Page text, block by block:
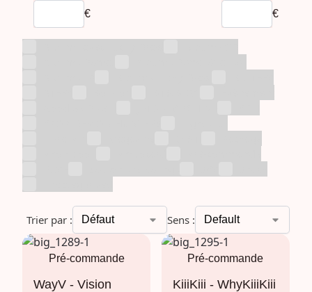
€ €
Trier par : Sens :
Pré-commande
WayV - Vision
Pré-commande
KiiiKiii - WhyKiiiKiii